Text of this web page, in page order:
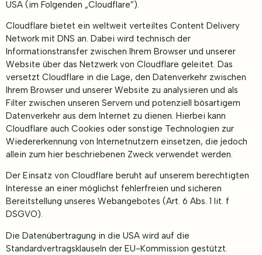
USA (im Folgenden „Cloudflare”).
Cloudflare bietet ein weltweit verteiltes Content Delivery
Network mit DNS an. Dabei wird technisch der
Informationstransfer zwischen Ihrem Browser und unserer
Website über das Netzwerk von Cloudflare geleitet. Das
versetzt Cloudflare in die Lage, den Datenverkehr zwischen
Ihrem Browser und unserer Website zu analysieren und als
Filter zwischen unseren Servern und potenziell bösartigem
Datenverkehr aus dem Internet zu dienen. Hierbei kann
Cloudflare auch Cookies oder sonstige Technologien zur
Wiedererkennung von Internetnutzern einsetzen, die jedoch
allein zum hier beschriebenen Zweck verwendet werden.
Der Einsatz von Cloudflare beruht auf unserem berechtigten
Interesse an einer möglichst fehlerfreien und sicheren
Bereitstellung unseres Webangebotes (Art. 6 Abs. 1 lit. f
DSGVO).
Die Datenübertragung in die USA wird auf die
Standardvertragsklauseln der EU-Kommission gestützt.